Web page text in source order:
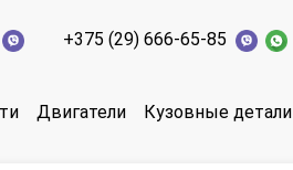
+375 (29) 666-65-85
Двигатели Кузовные детали